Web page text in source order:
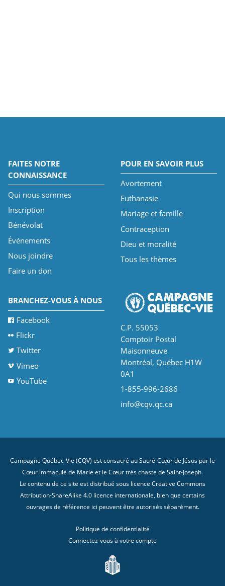
FAITES NOTRE
CONNAISSANCE
Qui nous sommes
Inscription
Bénévolat
Événements
Nous joindre
Faire un don
POUR EN SAVOIR PLUS
Avortement
Euthanasie
Mariage et famille
Contraception
Dieu et moralité
Tous les thèmes
BRANCHEZ-VOUS À NOUS
Facebook
Flickr
Twitter
Vimeo
YouTube
C.P. 55053
Comptoir Postal
Maisonneuve
Montréal, Québec H1W
0A1
1-855-996-2686
info@cqv.qc.ca
Campagne Québec-Vie (CQV) est consacré au Sacré-Cœur de Jésus par le
Cœur immaculé de Marie et le Cœur très chaste de Saint-Joseph.
Le contenu de ce site est distribué sous licence Creative Commons
Attribution-ShareAlike 4.0 licence internationale , bien que certains
ouvrages de référence ici peuvent être autorisés séparément.
Politique de confidentialité
Connectez-vous à votre compte